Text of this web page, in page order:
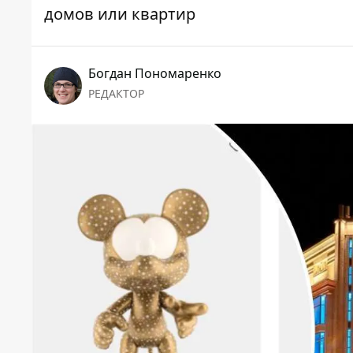
домов или квартир
Богдан Пономаренко
РЕДАКТОР